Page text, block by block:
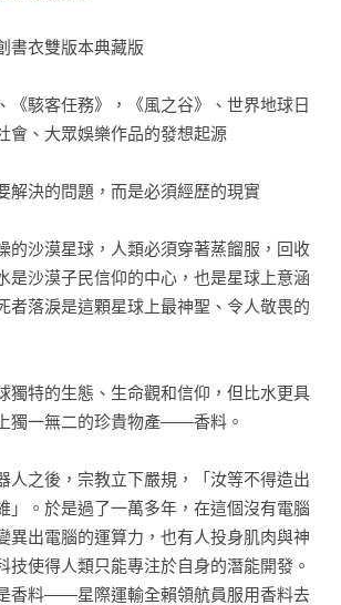
書衣雙版本典藏版
《駭客任務》，《風之谷》、世界地球日
會、大眾娛樂作品的發想起源
解決的問題，而是必須經歷的現實
的沙漠星球，人類必須穿著蒸餾服，回收
是沙漠子民信仰的中心，也是星球上意涵
者落淚是這顆星球上最神聖、令人敬畏的
獨特的生態、生命觀和信仰，但比水更具
獨一無二的珍貴物產——香料。
人之後，宗教立下嚴規，「汝等不得造出
」。於是過了一萬多年，在這個沒有電腦
異出電腦的運算力，也有人投身肌肉與神
技使得人類只能專注於自身的潛能開發。
香料——星際運輸全賴領航員服用香料去